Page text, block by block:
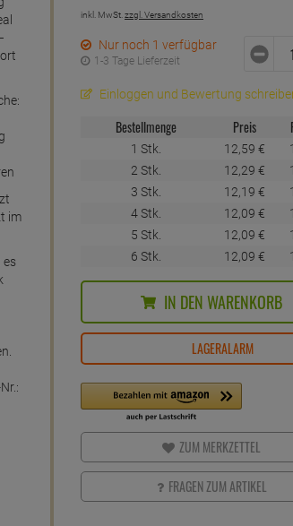
im
es
inkl. MwSt. zzgl. Versandkosten
Nur noch 1 verfügbar
1-3 Tage Lieferzeit
Einloggen und Bewertung
Bestellmenge Preis
1 Stk. 12, 59 €
2 Stk.
12, 29 €
3 Stk.
12, 19 €
4 Stk.
12, 09 €
5 Stk.
12, 09 €
6 Stk.
12, 09 €
IN DEN WARENKORB
LAGERALARM
ZUM MERKZETTEL
FRAGEN ZUM ARTIKEL